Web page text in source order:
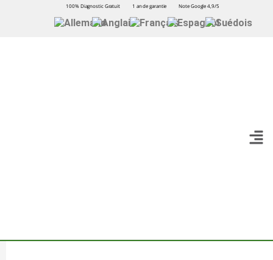
100% Diagnostic Gratuit 1 an de garantie Note Google 4,9/5